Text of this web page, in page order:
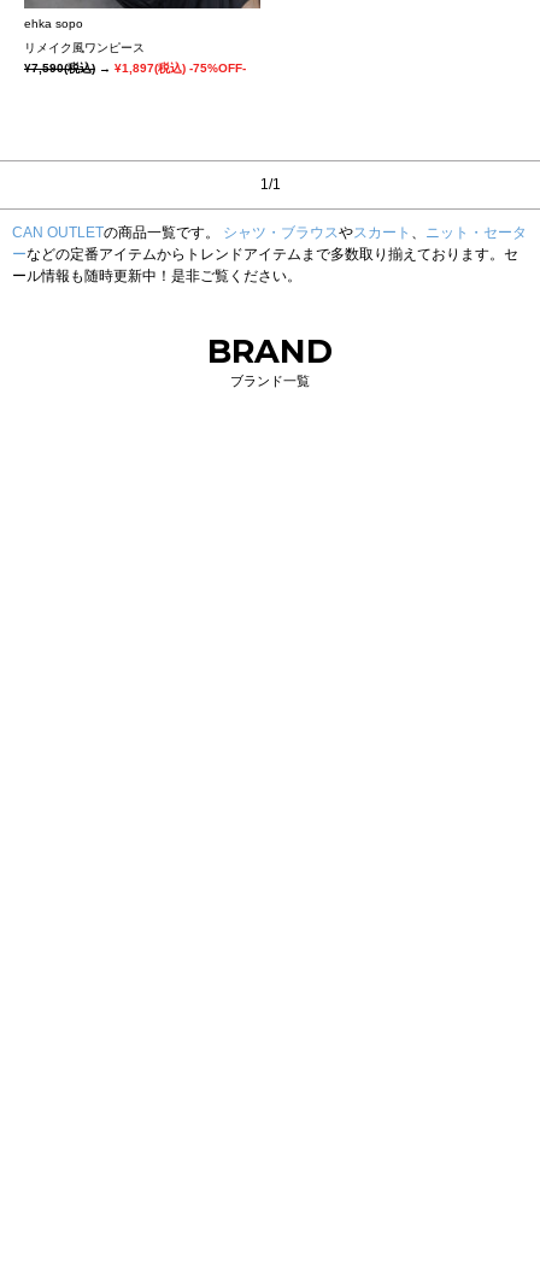
ehka sopo
リメイク風ワンピース
¥7,590(税込) → ¥1,897(税込) -75%OFF-
1/1
CAN OUTLETの商品一覧です。 シャツ・ブラウスやスカート
ニット・セータ
ーなどの定番アイテムからトレンドアイテムまで多数取り揃えております。セ
ール情報も随時更新中！是非ご覧ください。
BRAND
ブランド一覧